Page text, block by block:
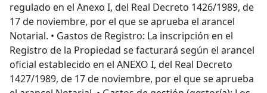
regulado en el Anexo I, del Real Decreto 1426/1989, de
17 de noviembre, por el que se aprueba el arancel
Notarial. • Gastos de Registro: La inscripción en el
Registro de la Propiedad se facturará según el arancel
oficial establecido en el ANEXO I, del Real Decreto
1427/1989, de 17 de noviembre, por el que se aprueba